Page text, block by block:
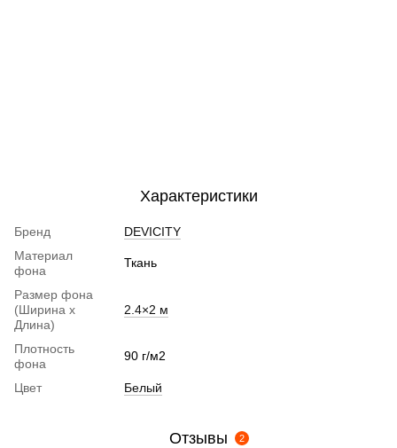
Характеристики
Бренд
DEVICITY
Материал
фона
Ткань
Размер фона
(Ширина х
Длина)
2.4×2 м
Плотность
фона
90 г/м2
Цвет Белый
Отзывы 2